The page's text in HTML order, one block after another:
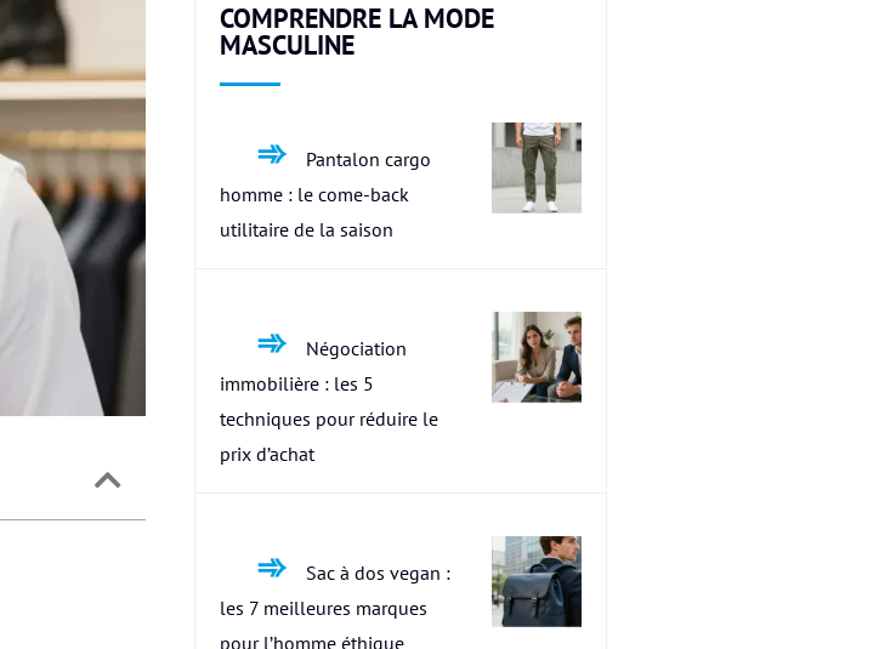
COMPRENDRE LA MODE
MASCULINE
Pantalon cargo
homme : le come-back
utilitaire de la saison
Négociation
immobilière : les 5
techniques pour réduire le
prix d’achat
Sac à dos vegan :
les 7 meilleures marques
pour l’homme éthique